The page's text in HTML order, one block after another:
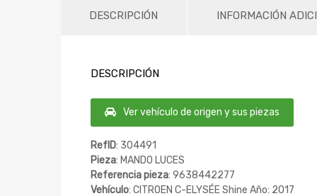
DESCRIPCIÓN INFORMACIÓN
DESCRIPCIÓN
Ver vehículo de origen y sus piezas
RefID: 304491
Pieza: MANDO LUCES
Referencia pieza: 9638442277
Vehículo: CITROEN C-ELYSÉE Shine Año: 2017